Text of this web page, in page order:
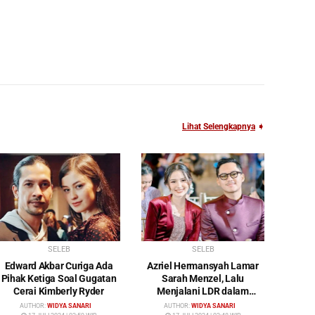
Lihat Selengkapnya ➧
SELEB
Edward Akbar Curiga Ada
Pihak Ketiga Soal Gugatan
Cerai Kimberly Ryder
AUTHOR: WIDYA SANARI
SELEB
Azriel Hermansyah Lamar
Sarah Menzel, Lalu
Menjalani LDR dalam
Waktu yang Cukup Lama
AUTHOR: WIDYA SANARI